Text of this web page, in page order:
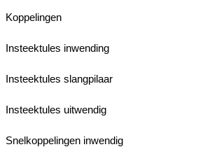
Koppelingen
Insteektules inwending
Insteektules slangpilaar
Insteektules uitwendig
Snelkoppelingen inwendig